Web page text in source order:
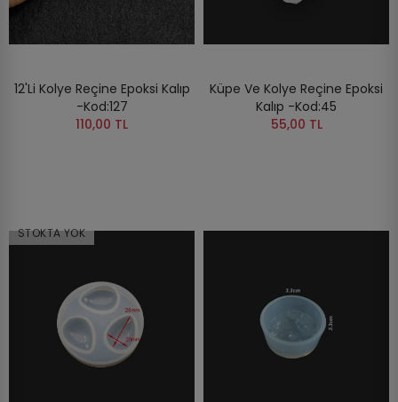
12'li Kolye Reçine Epoksi Kalıp
-Kod:127
110,00 TL
Küpe Ve Kolye Reçine Epoksi
Kalıp -Kod:45
55,00 TL
STOKTA YOK